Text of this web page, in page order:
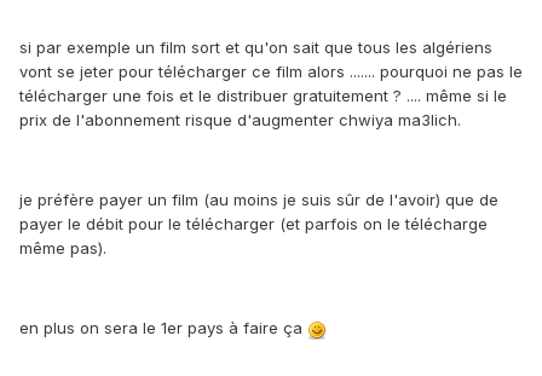
si par exemple un film sort et qu'on sait que tous les algériens
vont se jeter pour télécharger ce film alors ....... pourquoi ne pas le
télécharger une fois et le distribuer gratuitement ? .... même si le
prix de l'abonnement risque d'augmenter chwiya ma3lich.
je préfère payer un film (au moins je suis sûr de l'avoir) que de
payer le débit pour le télécharger (et parfois on le télécharge
même pas).
en plus on sera le 1er pays à faire ça